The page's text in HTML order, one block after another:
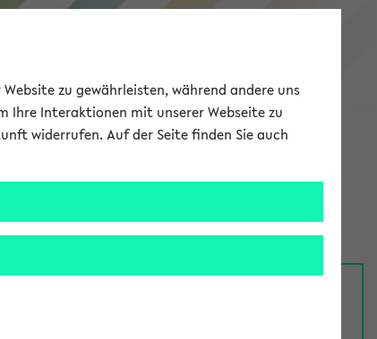
eKVV
zu gewährleisten, während andere uns
Ihre Interaktionen mit unserer Webseite zu
widerrufen. Auf der Seite finden Sie auch